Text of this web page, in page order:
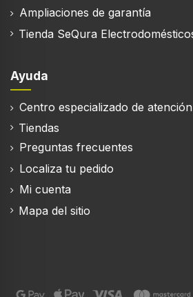
Ampliaciones de garantía
Tienda SeQura
Ayuda
Centro especializado de
Tiendas
Preguntas frecuentes
Localiza tu pedido
Mi cuenta
Mapa del sitio